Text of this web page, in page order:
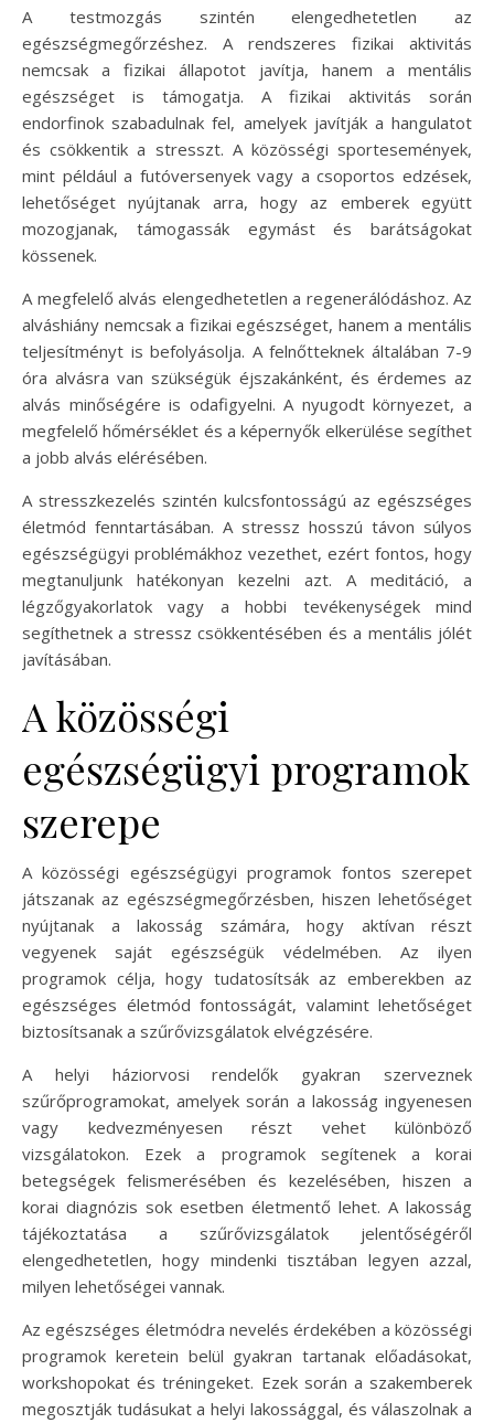
A testmozgás szintén elengedhetetlen az
egészségmegőrzéshez. A rendszeres fizikai aktivitás
nemcsak a fizikai állapotot javítja, hanem a mentális
egészséget is támogatja. A fizikai aktivitás során
endorfinok szabadulnak fel, amelyek javítják a hangulatot
és csökkentik a stresszt. A közösségi sportesemények,
mint például a futóversenyek vagy a csoportos edzések,
lehetőséget nyújtanak arra, hogy az emberek együtt
mozogjanak, támogassák egymást és barátságokat
kössenek.
A megfelelő alvás elengedhetetlen a regenerálódáshoz. Az
alváshiány nemcsak a fizikai egészséget, hanem a mentális
teljesítményt is befolyásolja. A felnőtteknek általában 7-9
óra alvásra van szükségük éjszakánként, és érdemes az
alvás minőségére is odafigyelni. A nyugodt környezet, a
megfelelő hőmérséklet és a képernyők elkerülése segíthet
a jobb alvás elérésében.
A stresszkezelés szintén kulcsfontosságú az egészséges
életmód fenntartásában. A stressz hosszú távon súlyos
egészségügyi problémákhoz vezethet, ezért fontos, hogy
megtanuljunk hatékonyan kezelni azt. A meditáció, a
légzőgyakorlatok vagy a hobbi tevékenységek mind
segíthetnek a stressz csökkentésében és a mentális jólét
javításában.
A közösségi
egészségügyi programok
szerepe
A közösségi egészségügyi programok fontos szerepet
játszanak az egészségmegőrzésben, hiszen lehetőséget
nyújtanak a lakosság számára, hogy aktívan részt
vegyenek saját egészségük védelmében. Az ilyen
programok célja, hogy tudatosítsák az emberekben az
egészséges életmód fontosságát, valamint lehetőséget
biztosítsanak a szűrővizsgálatok elvégzésére.
A helyi háziorvosi rendelők gyakran szerveznek
szűrőprogramokat, amelyek során a lakosság ingyenesen
vagy kedvezményesen részt vehet különböző
vizsgálatokon. Ezek a programok segítenek a korai
betegségek felismerésében és kezelésében, hiszen a
korai diagnózis sok esetben életmentő lehet. A lakosság
tájékoztatása a szűrővizsgálatok jelentőségéről
elengedhetetlen, hogy mindenki tisztában legyen azzal,
milyen lehetőségei vannak.
Az egészséges életmódra nevelés érdekében a közösségi
programok keretein belül gyakran tartanak előadásokat,
workshopokat és tréningeket. Ezek során a szakemberek
megosztják tudásukat a helyi lakossággal, és válaszolnak a